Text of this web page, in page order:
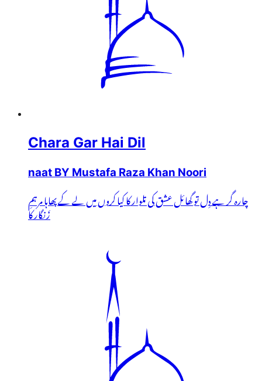
Chara Gar Hai Dil
naat BY Mustafa Raza Khan Noori
چارہ گر ہے دِل تو گھائل عشق کی تلوار کا کیا کروں میں لے کے پھاہا مرہمِ
زَنگار کا